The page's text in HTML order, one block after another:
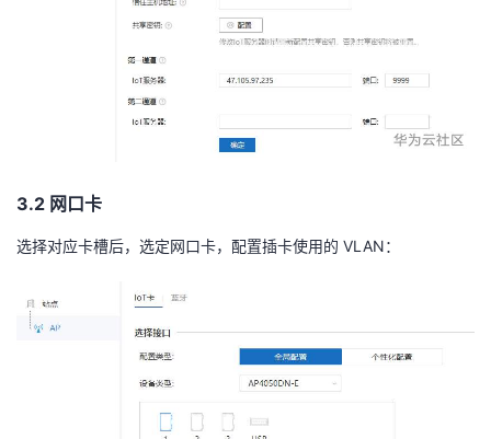
3.2 网口卡
选择对应卡槽后，选定网口卡，配置插卡使用的 VLAN：